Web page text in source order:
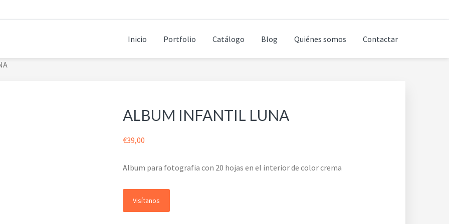
Inicio Portfolio Catálogo Blog Quiénes somos Contactar
ALBUM INFANTIL LUNA
€39,00
Album para fotografia con 20 hojas en el interior de color crema
Visítanos